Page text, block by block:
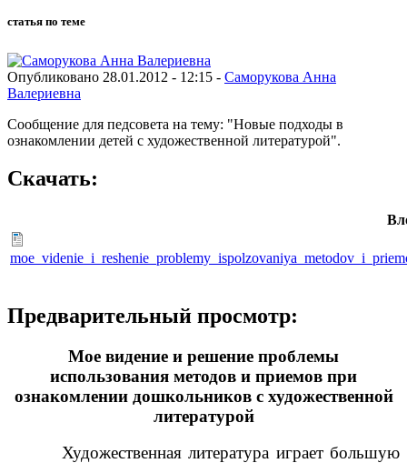
статья по теме
Опубликовано 28.01.2012 - 12:15 - Саморукова Анна
Валериевна
Сообщение для педсовета на тему: "Новые подходы в
ознакомлении детей с художественной литературой".
Скачать:
Предварительный просмотр:
Мое видение и решение проблемы
использования методов и приемов при
ознакомлении дошкольников с художественной
литературой
Художественная литература играет большую